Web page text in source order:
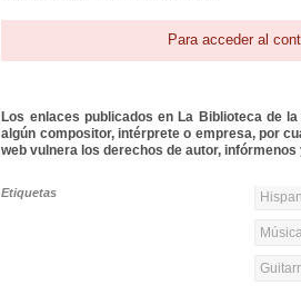
Para acceder al
Los enlaces publicados en La Biblioteca de
algún compositor, intérprete o empresa, por
web vulnera los derechos de autor, infórmenos
Etiquetas